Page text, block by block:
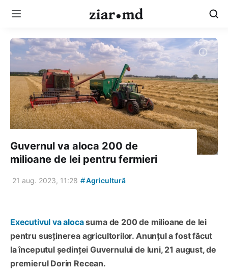
Guvernul va aloca 200 de
milioane de lei pentru fermieri
21 aug. 2023, 11:28 #Agricultură
Executivul va alocasuma de 200 de milioane de lei
pentru susținerea agricultorilor. Anunțul a fost făcut
la începutul ședinței Guvernului de luni, 21 august, de
premierul Dorin Recean.